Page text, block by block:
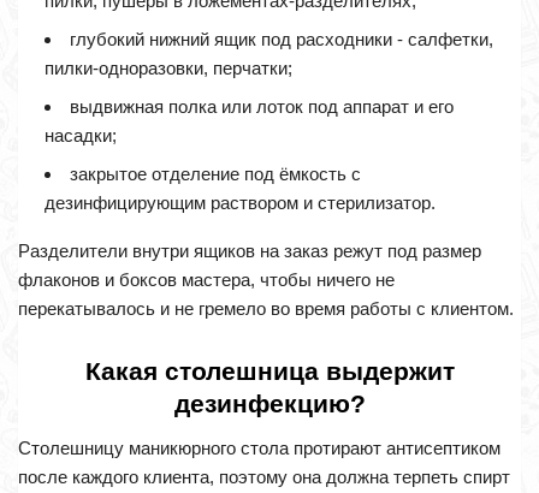
глубокий нижний ящик под расходники - салфетки,
пилки-одноразовки, перчатки;
выдвижная полка или лоток под аппарат и его
насадки;
закрытое отделение под ёмкость с
дезинфицирующим раствором и стерилизатор.
Разделители внутри ящиков на заказ режут под размер
флаконов и боксов мастера, чтобы ничего не
перекатывалось и не гремело во время работы с клиентом.
Какая столешница выдержит
дезинфекцию?
Столешницу маникюрного стола протирают антисептиком
после каждого клиента, поэтому она должна терпеть спирт